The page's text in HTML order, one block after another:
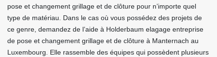
pose et changement grillage et de clôture pour n’importe quel
type de matériau. Dans le cas où vous possédez des projets de
ce genre, demandez de l’aide à Holderbaum elagage entreprise
de pose et changement grillage et de clôture à Manternach au
Luxembourg. Elle rassemble des équipes qui possèdent plusieurs